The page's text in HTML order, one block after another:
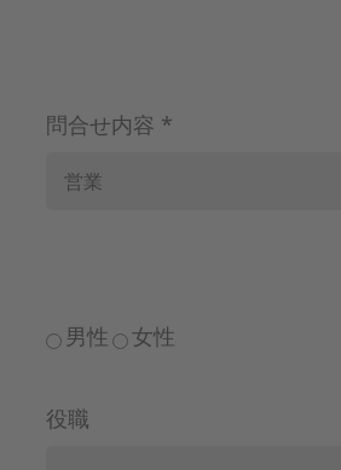
問合せ内容 *
男性 女性
役職